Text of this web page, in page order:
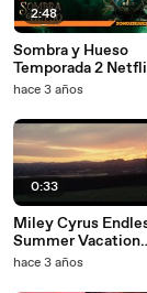
2:48
Sombra y Hueso
Temporada 2
Trailer Español
hace 3 años
0:33
Miley Cyrus
Summer Vacation
Disney+ Trailer
hace 3 años